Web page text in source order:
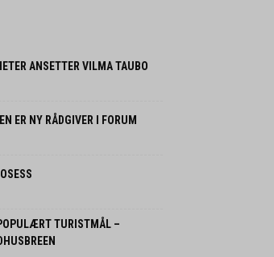
ANSETTER VILMA TAUBO
ER NY RÅDGIVER I FORUM
TURISTMÅL –